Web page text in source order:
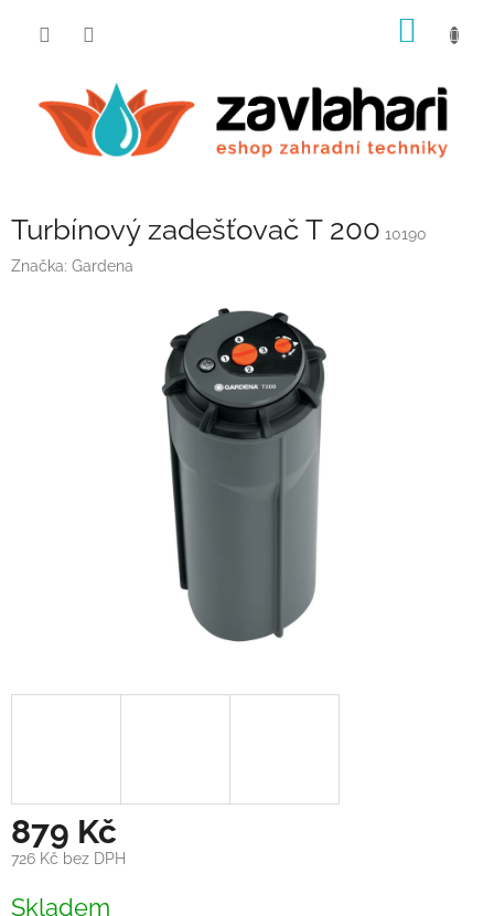
Turbínový zadešťovač T 200 10190
Značka: Gardena
879 Kč
726 Kč bez DPH
cena:
Skladem